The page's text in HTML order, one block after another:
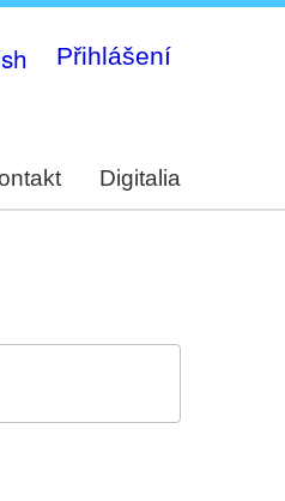
Přihlášení
Digitalia